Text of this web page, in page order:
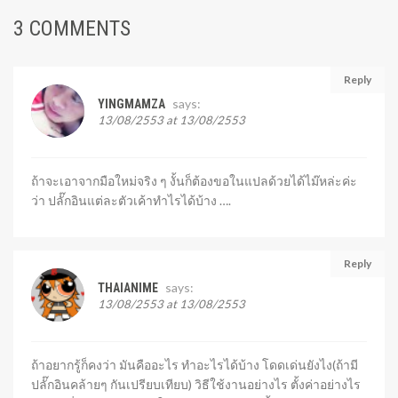
3 COMMENTS
Reply
YINGMAMZA says:
13/08/2553 at 13/08/2553
ถ้าจะเอาจากมือใหม่จริง ๆ งั้นก็ต้องขอในแปลด้วยได้ไม๊หล่ะค่ะ
ว่า ปลั๊กอินแต่ละตัวเค้าทำไรได้บ้าง ….
Reply
THAIANIME says:
13/08/2553 at 13/08/2553
ถ้าอยากรู้ก็คงว่า มันคืออะไร ทำอะไรได้บ้าง โดดเด่นยังไง(ถ้ามี
ปลั๊กอินคล้ายๆ กันเปรียบเทียบ) วิธีใช้งานอย่างไร ตั้งค่าอย่างไร